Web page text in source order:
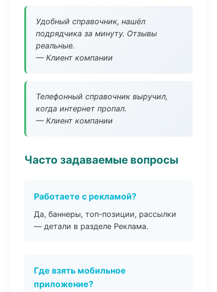
Удобный справочник, нашёл
подрядчика за минуту. Отзывы
реальные.
— Клиент компании
Телефонный справочник выручил,
когда интернет пропал.
— Клиент компании
Часто задаваемые вопросы
Работаете с рекламой?
Да, баннеры, топ-позиции, рассылки
— детали в разделе Реклама.
Где взять мобильное
приложение?